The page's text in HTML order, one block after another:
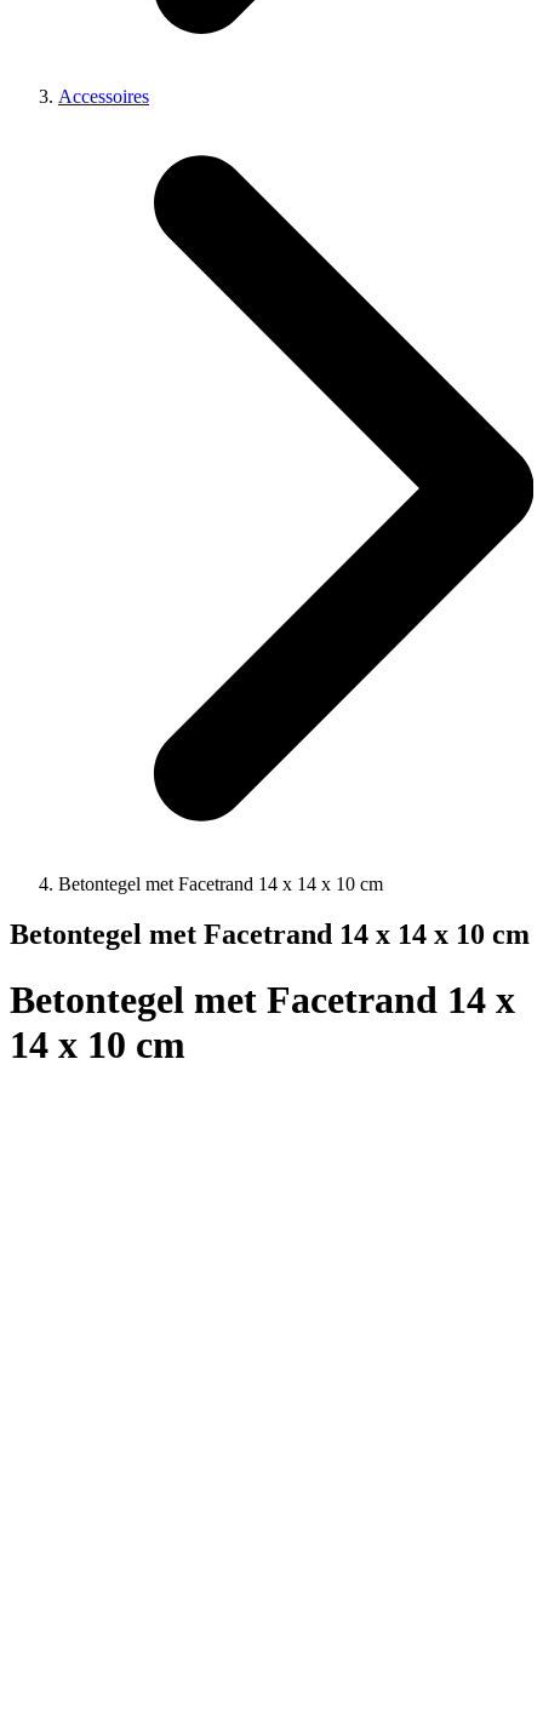
Accessoires
Betontegel met Facetrand 14 x 14 x 10 cm
Betontegel met Facetrand 14 x 14 x 10 cm
Betontegel met Facetrand 14 x
14 x 10 cm